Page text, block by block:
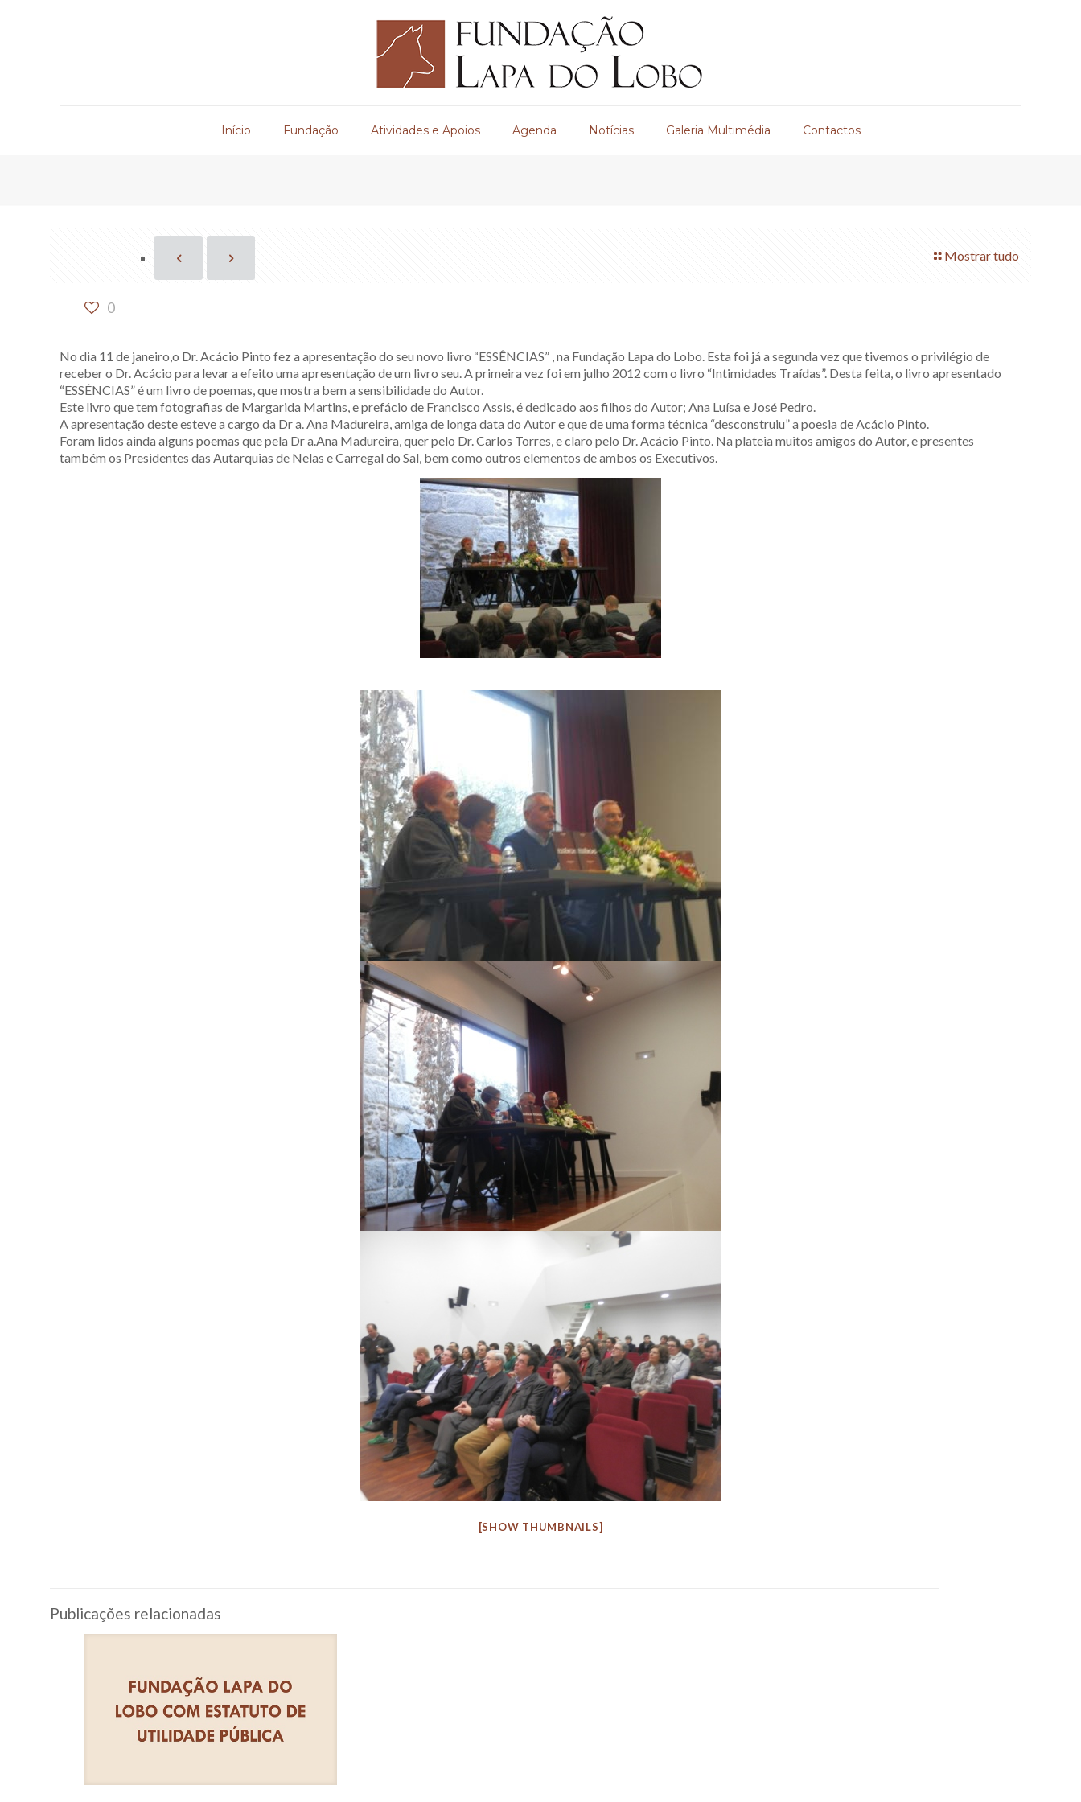
Início Fundação Atividades e Apoios Agenda Notícias Galeria Multimédia Contactos
Mostrar tudo
0
No dia 11 de janeiro,o Dr. Acácio Pinto fez a apresentação do seu novo livro “ESSÊNCIAS” , na Fundação Lapa do Lobo. Esta foi já a segunda vez que tivemos o privilégio de
receber o Dr. Acácio para levar a efeito uma apresentação de um livro seu. A primeira vez foi em julho 2012 com o livro “Intimidades Traídas”. Desta feita, o livro apresentado
“ESSÊNCIAS” é um livro de poemas, que mostra bem a sensibilidade do Autor.
Este livro que tem fotografias de Margarida Martins, e prefácio de Francisco Assis, é dedicado aos filhos do Autor; Ana Luísa e José Pedro.
A apresentação deste esteve a cargo da Dr a. Ana Madureira, amiga de longa data do Autor e que de uma forma técnica “desconstruiu” a poesia de Acácio Pinto.
Foram lidos ainda alguns poemas que pela Dr a.Ana Madureira, quer pelo Dr. Carlos Torres, e claro pelo Dr. Acácio Pinto. Na plateia muitos amigos do Autor, e presentes
também os Presidentes das Autarquias de Nelas e Carregal do Sal, bem como outros elementos de ambos os Executivos.
[SHOW THUMBNAILS]
Publicações relacionadas